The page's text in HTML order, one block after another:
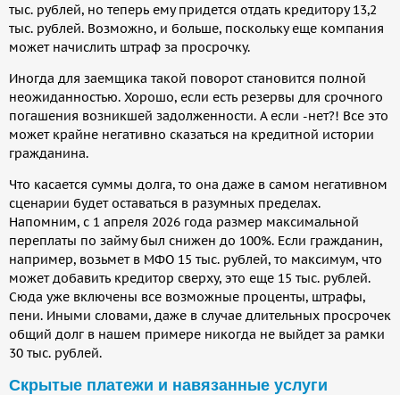
тыс. рублей, но теперь ему придется отдать кредитору 13,2
тыс. рублей. Возможно, и больше, поскольку еще компания
может начислить штраф за просрочку.
Иногда для заемщика такой поворот становится полной
неожиданностью. Хорошо, если есть резервы для срочного
погашения возникшей задолженности. А если -нет?! Все это
может крайне негативно сказаться на кредитной истории
гражданина.
Что касается суммы долга, то она даже в самом негативном
сценарии будет оставаться в разумных пределах.
Напомним, с 1 апреля 2026 года размер максимальной
переплаты по займу был снижен до 100%. Если гражданин,
например, возьмет в МФО 15 тыс. рублей, то максимум, что
может добавить кредитор сверху, это еще 15 тыс. рублей.
Сюда уже включены все возможные проценты, штрафы,
пени. Иными словами, даже в случае длительных просрочек
общий долг в нашем примере никогда не выйдет за рамки
30 тыс. рублей.
Скрытые платежи и навязанные услуги